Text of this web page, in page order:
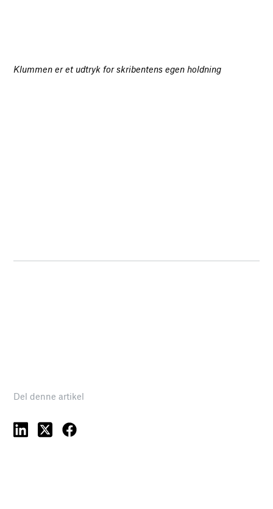
Klummen er et udtryk for skribentens egen holdning
Del denne artikel